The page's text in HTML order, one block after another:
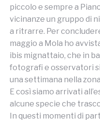
piccolo e sempre a
vicinanze un gruppo di
a ritrarre. Per
maggio a Mola ho
ibis mignattaio, che in
fotografi e osservatori
una settimana nella
E così siamo arrivati
alcune specie che
In questi momenti di